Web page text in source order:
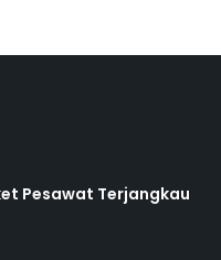
Pesawat Terjangkau